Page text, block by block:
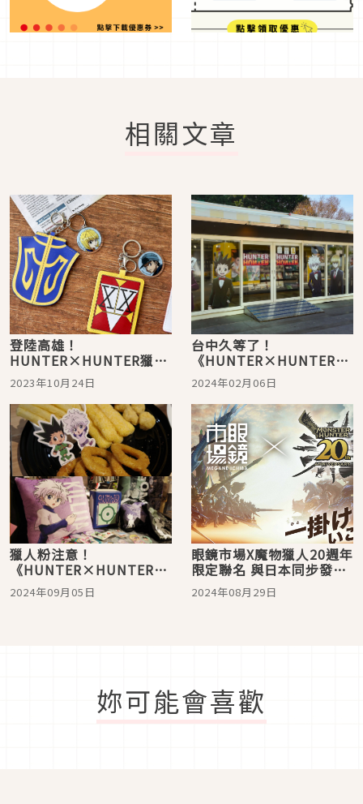
相關文章
登陸高雄！
HUNTER×HUNTER獵人
快閃店10月27日夢時代開
始你的獵人試驗
2023年10月24日
台中久等了！
《HUNTER×HUNTER獵
人》快閃店草悟廣場開
跑！
2024年02月06日
獵人粉注意！
《HUNTER×HUNTER獵
人》輕食店 9月5日誠品
R79 中山地下書街開賣
2024年09月05日
眼鏡市場X魔物獵人20週年
限定聯名 與日本同步發
售！
2024年08月29日
妳可能會喜歡